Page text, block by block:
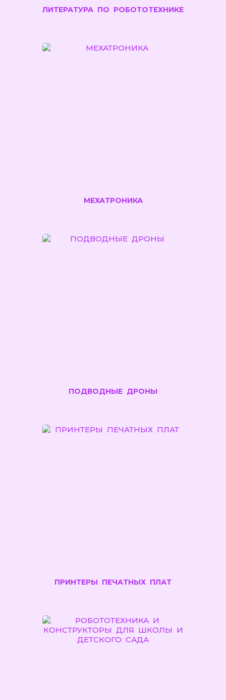
ЛИТЕРАТУРА ПО РОБОТОТЕХНИКЕ
МЕХАТРОНИКА
ПОДВОДНЫЕ ДРОНЫ
ПРИНТЕРЫ ПЕЧАТНЫХ ПЛАТ